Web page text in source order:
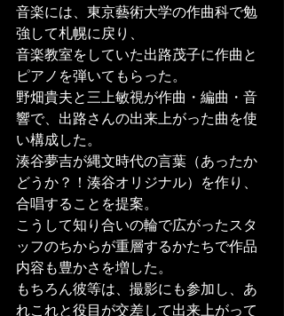
音楽には、東京藝術大学の作曲科で勉
強して札幌に戻り、
音楽教室をしていた出路茂子に作曲と
ピアノを弾いてもらった。
野畑貴夫と三上敏視が作曲・編曲・音
響で、出路さんの出来上がった曲を使
い構成した。
湊谷夢吉が縄文時代の言葉（あったか
どうか？！湊谷オリジナル）を作り、
合唱することを提案。
こうして知り合いの輪で広がったスタ
ッフのちからが重層するかたちで作品
内容も豊かさを増した。
もちろん彼等は、撮影にも参加し、あ
れこれと役目が交差して出来上がって